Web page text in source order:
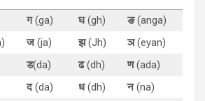
ग(ga) घ(gh) ङ(anga)
ज(ja) झ(Jh) ञ(eyan)
ड(da) ढ(dh) ण(ada)
द(da) ध(dh) न(na)